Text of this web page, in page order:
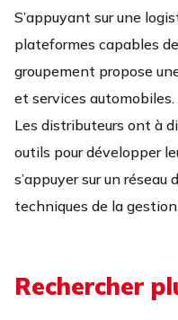
S’appuyant sur une
plateformes capables
groupement propose
et services automobiles.
Les distributeurs ont à
outils pour développer
s’appuyer sur un
techniques de la
Rechercher